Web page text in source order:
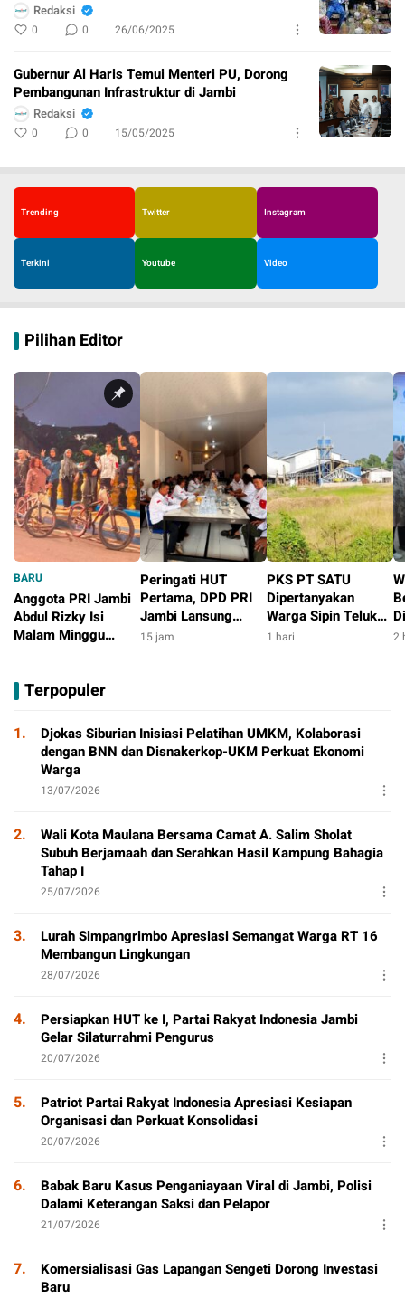
Redaksi
0 0 26/06/2025
Gubernur Al Haris Temui Menteri PU, Dorong
Pembangunan Infrastruktur di Jambi
Redaksi
0 0 15/05/2025
Trending Twitter Instagram
Terkini Youtube Video
Pilihan Editor
BARU
Anggota PRI Jambi
Abdul Rizky Isi
Malam Minggu
Aktivitas Positif
Peringati HUT
Pertama, DPD PRI
Jambi Lansung
Berbagi Dengan
15 jam
PKS PT SATU
Dipertanyakan
Warga Sipin Teluk
Duren, Jarak Dekat
1 hari 2
Terpopuler
1.
Djokas Siburian Inisiasi Pelatihan UMKM, Kolaborasi
dengan BNN dan Disnakerkop-UKM Perkuat Ekonomi
Warga
13/07/2026
2.
Wali Kota Maulana Bersama Camat A. Salim Sholat
Subuh Berjamaah dan Serahkan Hasil Kampung Bahagia
Tahap I
25/07/2026
3.
Lurah Simpangrimbo Apresiasi Semangat Warga RT 16
Membangun Lingkungan
28/07/2026
4.
Persiapkan HUT ke I, Partai Rakyat Indonesia Jambi
Gelar Silaturrahmi Pengurus
20/07/2026
5.
Patriot Partai Rakyat Indonesia Apresiasi Kesiapan
Organisasi dan Perkuat Konsolidasi
20/07/2026
6.
Babak Baru Kasus Penganiayaan Viral di Jambi, Polisi
Dalami Keterangan Saksi dan Pelapor
21/07/2026
7.
Komersialisasi Gas Lapangan Sengeti Dorong Investasi
Baru